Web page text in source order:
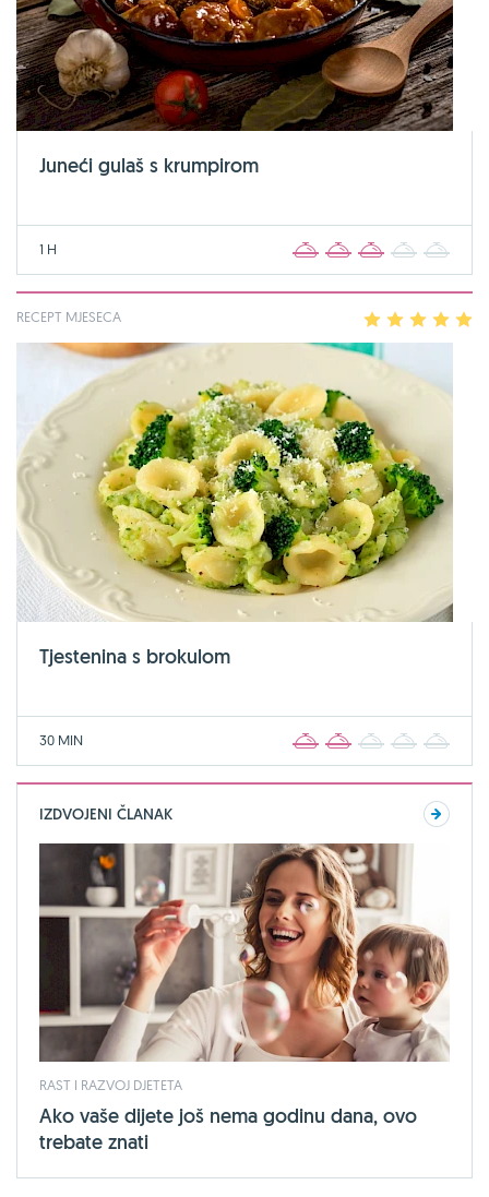
Juneći gulaš s krumpirom
1 H 2 3 4
RECEPT MJESECA 2 3 4
Tjestenina s brokulom
30 MIN 2 3 4
IZDVOJENI ČLANAK
RAST I RAZVOJ DJETETA
Ako vaše dijete još nema godinu dana, ovo
trebate znati